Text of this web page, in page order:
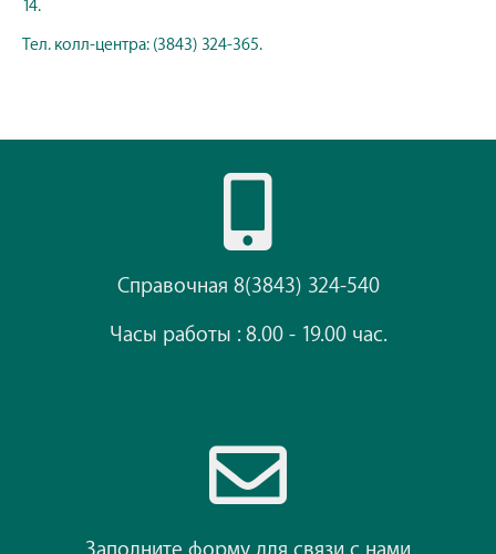
14.
Тел. колл-центра: (3843) 324-365.
Справочная 8(3843) 324-540
Часы работы : 8.00 - 19.00 час.